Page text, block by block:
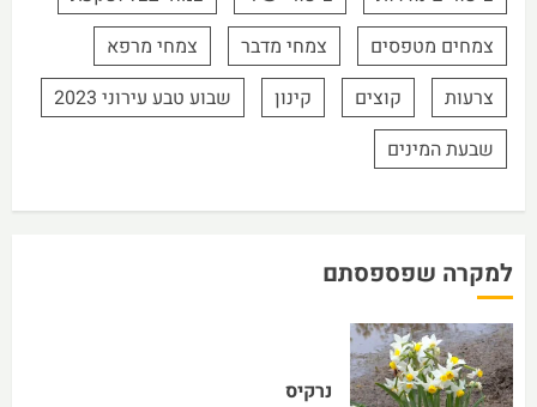
צמחים מטפסים
צמחי מדבר
צמחי מרפא
צרעות
קוצים קינון
שבוע טבע עירוני 2023
שבעת המינים
למקרה שפספסתם
נרקיס